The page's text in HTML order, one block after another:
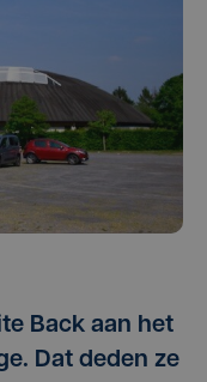
Back aan het
Dat deden ze